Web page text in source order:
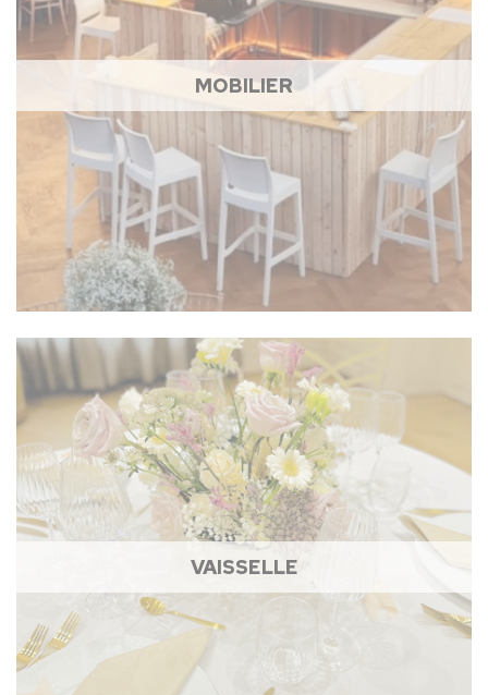
MOBILIER
VAISSELLE